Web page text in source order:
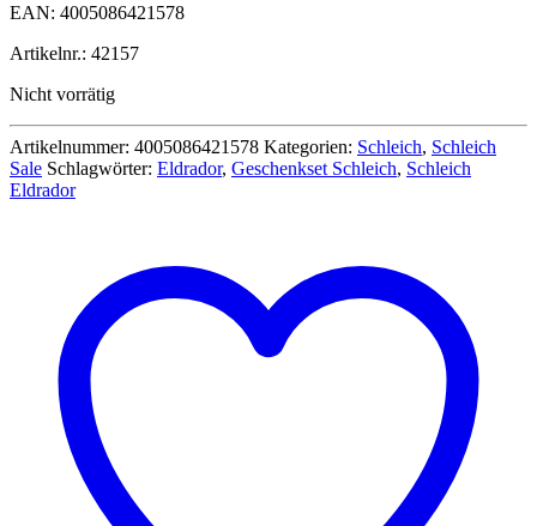
war:
EAN: 4005086421578
Artikelnr.: 42157
Nicht vorrätig
Artikelnummer: 4005086421578 Kategorien: Schleich, Schleich
Sale Schlagwörter: Eldrador, Geschenkset Schleich, Schleich
Eldrador